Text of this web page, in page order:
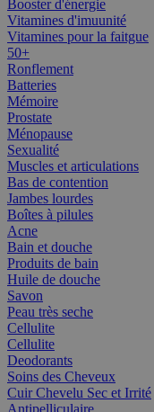
Booster d'énergie
Vitamines d'imuunité
Vitamines pour la faitgue
50+
Ronflement
Batteries
Mémoire
Prostate
Ménopause
Sexualité
Muscles et articulations
Bas de contention
Jambes lourdes
Boîtes à pilules
Acne
Bain et douche
Produits de bain
Huile de douche
Savon
Peau très seche
Cellulite
Cellulite
Deodorants
Soins des Cheveux
Cuir Chevelu Sec et Irrité